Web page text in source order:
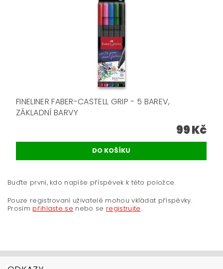
FINELINER FABER-CASTELL GRIP - 5 BAREV,
ZÁKLADNÍ BARVY
99 Kč
Buďte první, kdo napíše příspěvek k této položce.
Pouze registrovaní uživatelé mohou vkládat příspěvky.
Prosím přihlaste se nebo se registrujte.